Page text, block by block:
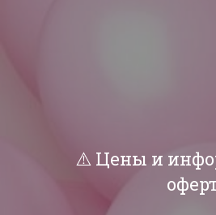
⚠️ Цены и